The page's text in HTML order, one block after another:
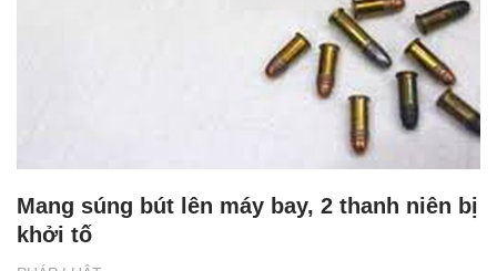
Mang súng bút lên máy bay, 2 thanh niên bị
khởi tố